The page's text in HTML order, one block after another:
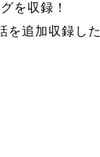
を収録！
を追加収録した